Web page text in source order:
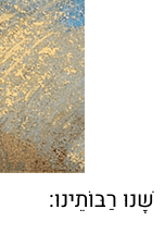
שָׁנוּ רַבּוֹתֵינוּ: